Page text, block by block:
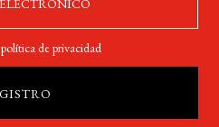
política de privacidad